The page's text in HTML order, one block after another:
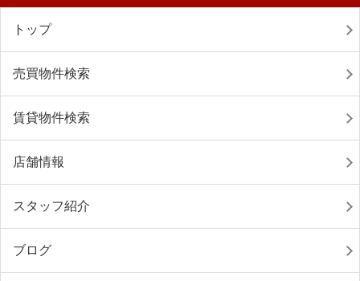
トップ
売買物件検索
賃貸物件検索
店舗情報
スタッフ紹介
ブログ